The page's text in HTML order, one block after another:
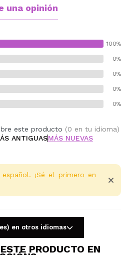
de belleza.
una opinión
100%
0%
0%
0%
0%
este producto (0 en tu idioma)
ANTIGUASMÁS NUEVAS
¡Sé el primero en
en otros idiomas
PRODUCTO EN